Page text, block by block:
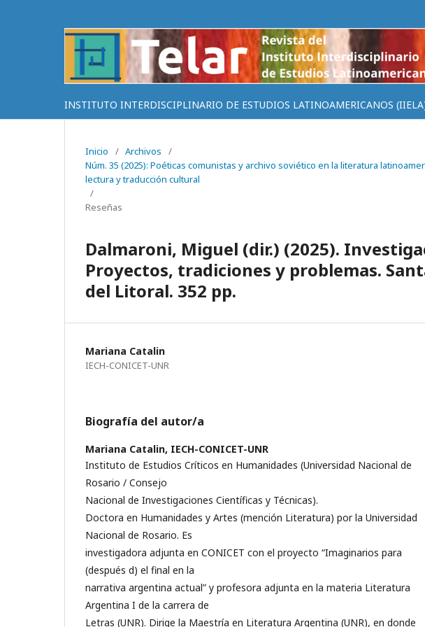
INSTITUTO INTERDISCIPLINARIO DE ESTUDIOS LATINOAMERICANOS
Inicio / Archivos
/
Núm. 35 (2025): Poéticas comunistas y archivo soviético en la literatura
lectura y traducción cultural
/
Reseñas
Dalmaroni, Miguel (dir.) (2025).
Proyectos, tradiciones y problemas.
del Litoral. 352 pp.
Mariana Catalin
IECH-CONICET-UNR
Biografía del autor/a
Mariana Catalin, IECH-CONICET-UNR
Instituto de Estudios Críticos en Humanidades (Universidad Nacional de
Rosario / Consejo
Nacional de Investigaciones Científicas y Técnicas).
Doctora en Humanidades y Artes (mención Literatura) por la Universidad
Nacional de Rosario. Es
investigadora adjunta en CONICET con el proyecto “Imaginarios para
(después d) el final en la
narrativa argentina actual” y profesora adjunta en la materia Literatura
Argentina I de la carrera de
Letras (UNR). Dirige la Maestría en Literatura Argentina (UNR), en donde